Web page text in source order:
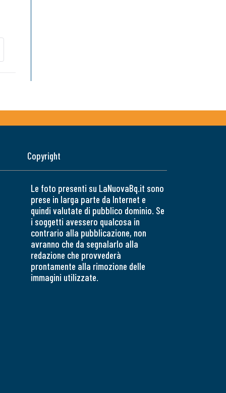
Copyright
Le foto presenti su LaNuovaBq.it sono
prese in larga parte da Internet e
quindi valutate di pubblico dominio. Se
i soggetti avessero qualcosa in
contrario alla pubblicazione, non
avranno che da segnalarlo alla
redazione che provvederà
prontamente alla rimozione delle
immagini utilizzate.